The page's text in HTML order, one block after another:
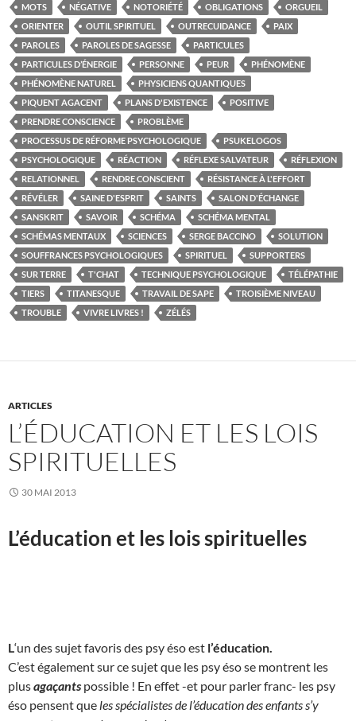
MOTS
NÉGATIVE NOTORIÉTÉ OBLIGATIONS
ORGUEIL
ORIENTER
OUTIL SPIRITUEL OUTRECUIDANCE
PAIX
PAROLES
PAROLES DE SAGESSE
PARTICULES
PARTICULES D’ÉNERGIE
PERSONNE PEUR
PHÉNOMÈNE
PHÉNOMÈNE NATUREL
PHYSICIENS QUANTIQUES
PIQUENT AGACENT
PLANS D'EXISTENCE
POSITIVE
PRENDRE CONSCIENCE
PROBLÈME
PROCESSUS DE RÉFORME PSYCHOLOGIQUE
PSUKELOGOS
PSYCHOLOGIQUE
RÉACTION RÉFLEXE SALVATEUR
RÉFLEXION
RELATIONNEL
RENDRE CONSCIENT
RÉSISTANCE À L'EFFORT
RÉVÉLER
SAINE D'ESPRIT SAINTS
SALON D'ÉCHANGE
SANSKRIT
SAVOIR SCHÉMA
SCHÉMA MENTAL
SCHÉMAS MENTAUX
SCIENCES SERGE BACCINO
SOLUTION
SOUFFRANCES PSYCHOLOGIQUES
SPIRITUEL
SUPPORTERS
SUR TERRE
T'CHAT TECHNIQUE PSYCHOLOGIQUE
TÉLÉPATHIE
TIERS
TITANESQUE TRAVAIL DE SAPE
TROISIÈME NIVEAU
TROUBLE
VIVRE LIVRES ! ZÉLÉS
ARTICLES
L’ÉDUCATION ET LES LOIS
SPIRITUELLES
30 MAI 2013
L’éducation et les lois spirituelles
L ‘un des sujet favoris des psy éso est l’éducation.
C’est également sur ce sujet que les psy éso se montrent les
plusagaçants possible ! En effet -et pour parler franc- les psy
éso pensent que les spécialistes de l’éducation des enfants s’y